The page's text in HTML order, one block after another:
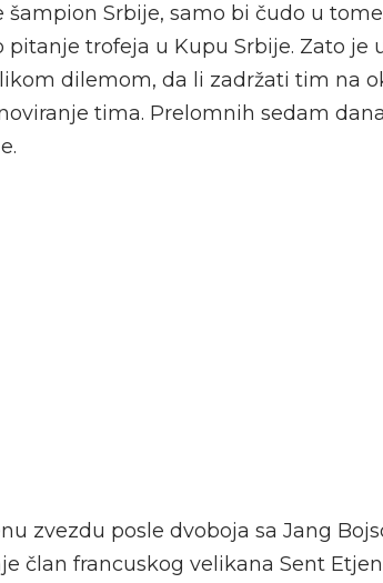
Srbije, samo bi čudo u tome
trofeja u Kupu Srbije. Zato je
dilemom, da li zadržati tim na
tima. Prelomnih sedam
zvezdu posle dvoboja sa Jang
član francuskog velikana Sent